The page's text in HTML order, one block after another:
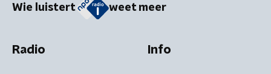
Wie luistert weet meer
Radio Info